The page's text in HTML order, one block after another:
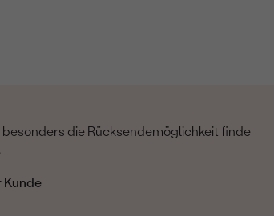
besonders die Rücksendemöglichkeit finde
Kunde